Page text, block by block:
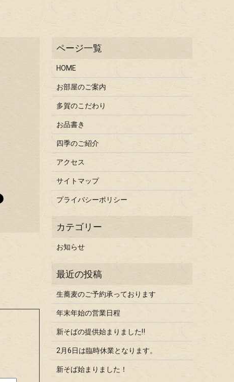
HOME
お部屋のご案内
多賀のこだわり
お品書き
四季のご紹介
アクセス
サイトマップ
プライバシーポリシー
お知らせ
生蕎麦のご予約承っております
年末年始の営業日程
新そばの提供始まりました‼
2月6日は臨時休業となります。
新そば始まりました！